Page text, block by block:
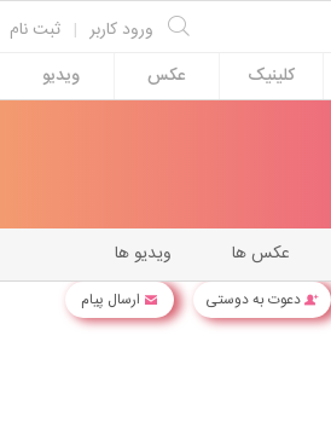
ثبت نام | ورود کاربر
کلینیک عکس ویدیو
دعوت به دوستی ارسال پیام
ویدیو ها عکس ها